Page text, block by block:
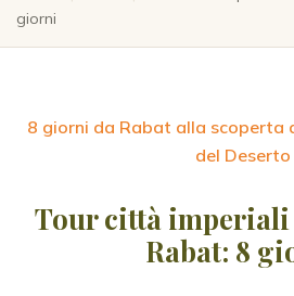
giorni
8 giorni da Rabat alla scoperta
del Deserto
Tour città imperiali
Rabat: 8